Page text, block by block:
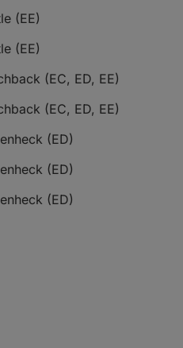
(EE)
(EE)
(EC, ED, EE)
(EC, ED, EE)
(ED)
(ED)
(ED)